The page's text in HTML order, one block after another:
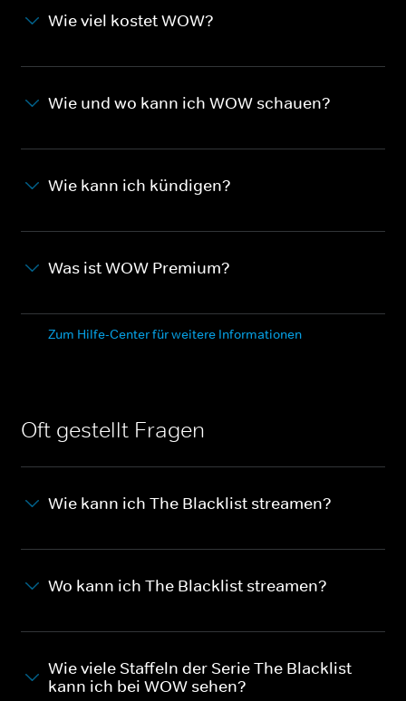
Wie viel kostet WOW?
Wie und wo kann ich WOW schauen?
Wie kann ich kündigen?
Was ist WOW Premium?
Zum Hilfe-Center für weitere Informationen
Oft gestellt Fragen
Wie kann ich The Blacklist streamen?
Wo kann ich The Blacklist streamen?
Wie viele Staffeln der Serie The Blacklist
kann ich bei WOW sehen?